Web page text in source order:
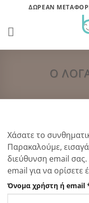
Μετάβαση
περιεχόμενο
ΔΩΡΕΑΝ
Ο
Χάσατε το
Παρακαλούμε,
διεύθυνση email
email για να ορίσετε
Όνομα χρήστη ή email